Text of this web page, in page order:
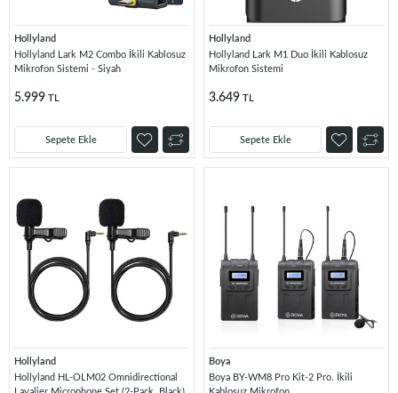
Hollyland
Hollyland Lark M2 Combo İkili Kablosuz
Mikrofon Sistemi - Siyah
5.999 TL
Sepete Ekle
Hollyland
Hollyland Lark M1 Duo İkili Kablosuz
Mikrofon Sistemi
3.649 TL
Sepete Ekle
Hollyland
Hollyland HL-OLM02 Omnidirectional
Boya
Boya BY-WM8 Pro Kit-2 Pro. İkili